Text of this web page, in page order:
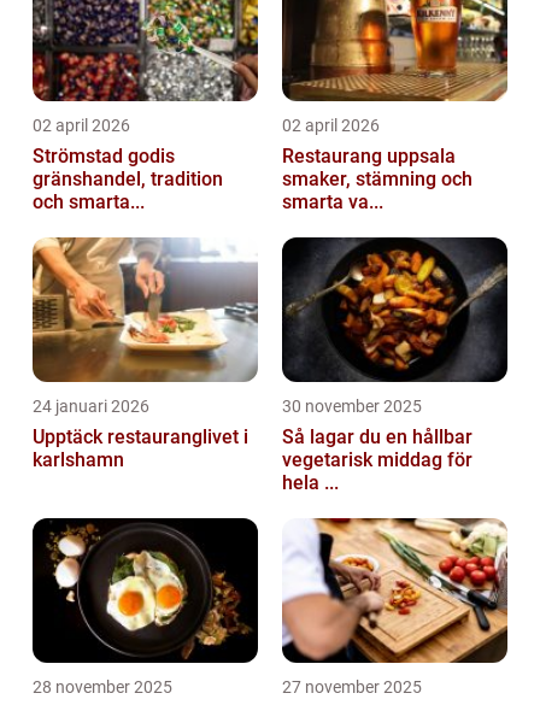
02 april 2026
Strömstad godis
gränshandel, tradition
och smarta...
02 april 2026
Restaurang uppsala
smaker, stämning och
smarta va...
24 januari 2026
Upptäck restauranglivet i
karlshamn
30 november 2025
Så lagar du en hållbar
vegetarisk middag för
hela ...
28 november 2025 27 november 2025